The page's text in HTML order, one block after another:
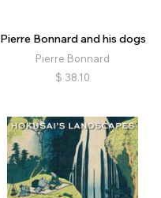
Pierre Bonnard and his dogs
Pierre Bonnard
$ 38.10